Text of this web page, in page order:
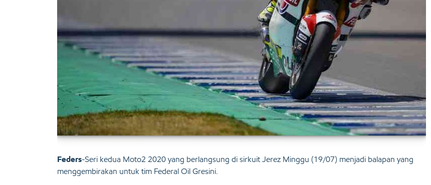
Feders-Seri kedua Moto2 2020 yang berlangsung di sirkuit Jerez Minggu (19/07) menjadi balapan yang
menggembirakan untuk tim Federal Oil Gresini.